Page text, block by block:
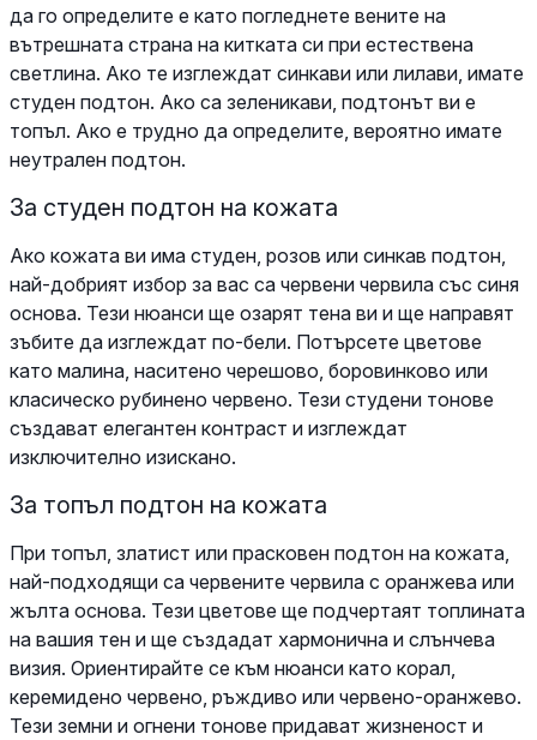
да го определите е като погледнете вените на
вътрешната страна на китката си при естествена
светлина. Ако те изглеждат синкави или лилави, имате
студен подтон. Ако са зеленикави, подтонът ви е
топъл. Ако е трудно да определите, вероятно имате
неутрален подтон.
За студен подтон на кожата
Ако кожата ви има студен, розов или синкав подтон,
най-добрият избор за вас са червени червила със синя
основа. Тези нюанси ще озарят тена ви и ще направят
зъбите да изглеждат по-бели. Потърсете цветове
като малина, наситено черешово, боровинково или
класическо рубинено червено. Тези студени тонове
създават елегантен контраст и изглеждат
изключително изискано.
За топъл подтон на кожата
При топъл, златист или прасковен подтон на кожата,
най-подходящи са червените червила с оранжева или
жълта основа. Тези цветове ще подчертаят топлината
на вашия тен и ще създадат хармонична и слънчева
визия. Ориентирайте се към нюанси като корал,
керемидено червено, ръждиво или червено-оранжево.
Тези земни и огнени тонове придават жизненост и